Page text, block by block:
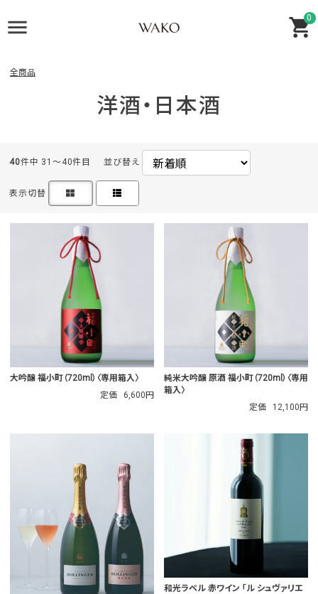
0
全商品
洋酒・日本酒
40件中 31〜40件目 並び替え
表示切替
大吟醸 福小町（720ml）〈専用箱入〉
定価
6,600円
純米大吟醸 原酒 福小町（720ml）〈専用
箱入〉
定価
12,100円
和光ラベル 赤ワイン 「ル シュヴァリエ